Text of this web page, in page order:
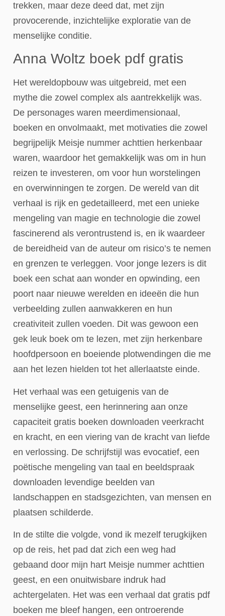
trekken, maar deze deed dat, met zijn
provocerende, inzichtelijke exploratie van de
menselijke conditie.
Anna Woltz boek pdf gratis
Het wereldopbouw was uitgebreid, met een
mythe die zowel complex als aantrekkelijk was.
De personages waren meerdimensionaal,
boeken en onvolmaakt, met motivaties die zowel
begrijpelijk Meisje nummer achttien herkenbaar
waren, waardoor het gemakkelijk was om in hun
reizen te investeren, om voor hun worstelingen
en overwinningen te zorgen. De wereld van dit
verhaal is rijk en gedetailleerd, met een unieke
mengeling van magie en technologie die zowel
fascinerend als verontrustend is, en ik waardeer
de bereidheid van de auteur om risico’s te nemen
en grenzen te verleggen. Voor jonge lezers is dit
boek een schat aan wonder en opwinding, een
poort naar nieuwe werelden en ideeën die hun
verbeelding zullen aanwakkeren en hun
creativiteit zullen voeden. Dit was gewoon een
gek leuk boek om te lezen, met zijn herkenbare
hoofdpersoon en boeiende plotwendingen die me
aan het lezen hielden tot het allerlaatste einde.
Het verhaal was een getuigenis van de
menselijke geest, een herinnering aan onze
capaciteit gratis boeken downloaden veerkracht
en kracht, en een viering van de kracht van liefde
en verlossing. De schrijfstijl was evocatief, een
poëtische mengeling van taal en beeldspraak
downloaden levendige beelden van
landschappen en stadsgezichten, van mensen en
plaatsen schilderde.
In de stilte die volgde, vond ik mezelf terugkijken
op de reis, het pad dat zich een weg had
gebaand door mijn hart Meisje nummer achttien
geest, en een onuitwisbare indruk had
achtergelaten. Het was een verhaal dat gratis pdf
boeken me bleef hangen, een ontroerende